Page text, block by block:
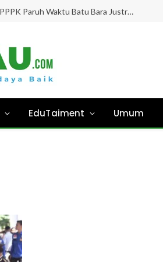
Gaji Hampir 8 Bulan “Ghaib”, Guru PPPK Paruh Waktu Batu Bara Justru Didesak Asesmen Tanpa Kejelasan!
EduTaiment Umum